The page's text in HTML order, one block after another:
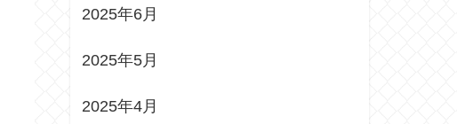
2025年6月
2025年5月
2025年4月